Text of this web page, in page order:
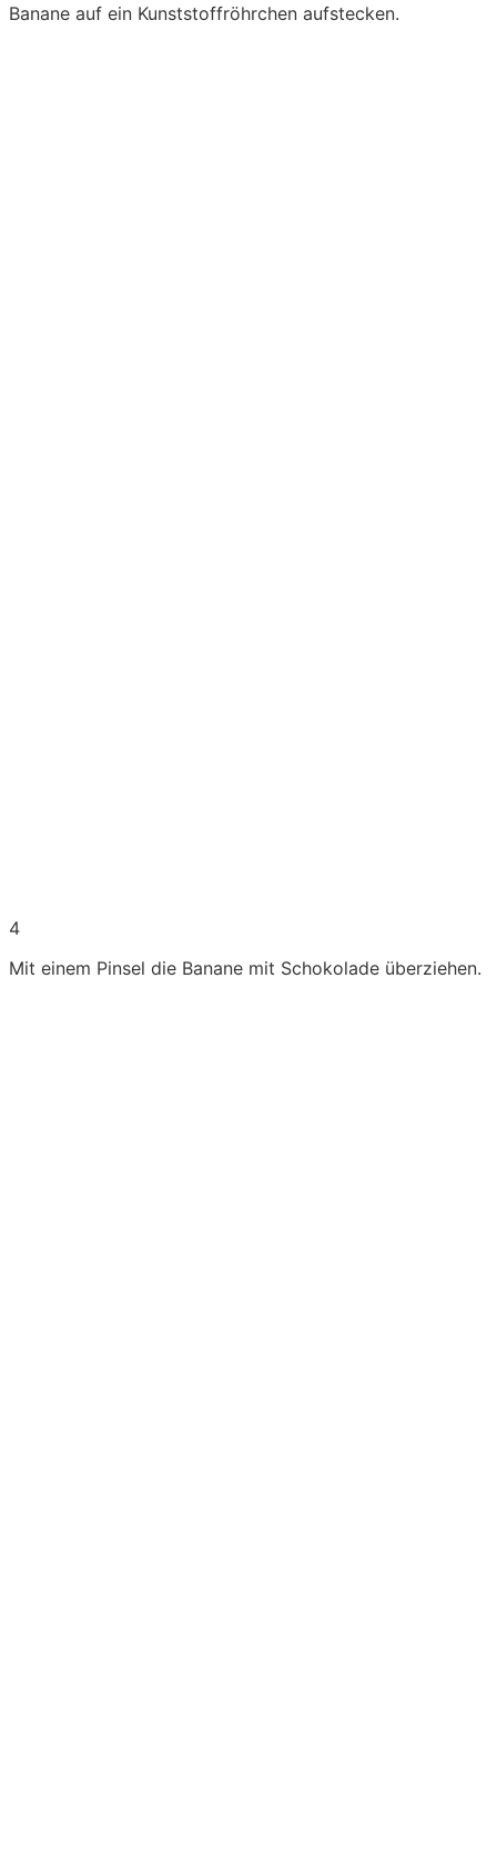
Banane auf ein Kunststoffröhrchen aufstecken.
4
Mit einem Pinsel die Banane mit Schokolade überziehen.